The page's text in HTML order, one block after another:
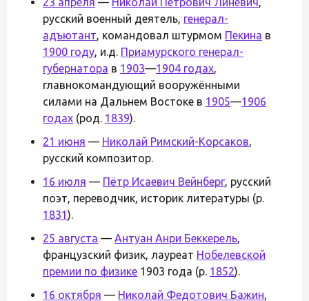
русский военный деятель, генерал-
адъютант, командовал штурмом Пекина в
1900 году, и.д. Приамурского генерал-
губернатора в 1903—1904 годах,
главнокомандующий вооружёнными
силами на Дальнем Востоке в 1905—1906
годах (род. 1839).
21 июня — Николай Римский-Корсаков,
русский композитор.
16 июля — Пётр Исаевич Вейнберг, русский
поэт, переводчик, историк литературы (р.
1831).
25 августа — Антуан Анри Беккерель,
французский физик, лауреат Нобелевской
премии по физике 1903 года (р. 1852).
16 октября — Николай Федотович Бажин,